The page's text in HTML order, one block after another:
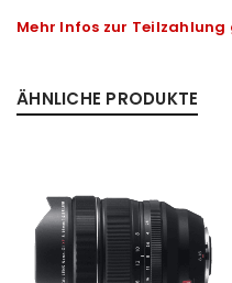
Mehr Infos zur Teilzahlung
ÄHNLICHE PRODUKTE